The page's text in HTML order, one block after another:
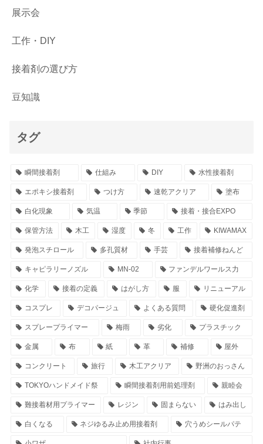
展示会
工作・DIY
接着剤の選び方
豆知識
タグ
瞬間接着剤 仕組み DIY 水性接着剤
エポキシ接着剤 つけ方 速乾アクリア 塗布
白化現象 気温 季節 接着・接合EXPO
保管方法 木工 湿度 冬 工作 KIWAMAX
発泡スチロール 多孔質材 手芸 接着補修ねんど
キャピラリーノズル MN-02 ファンデルワールス力
化学 接着の定義 はがし方 服 リニューアル
コスプレ デコパージュ よくある質問 硬化促進剤
スプレープライマー 梅雨 劣化 プラスチック
金属 布 紙 革 補修 屋外
コンクリート 旅行 木工アクリア 野洲のおっさん
TOKYOハンドメイド祭 瞬間接着剤用前処理剤 親睦会
難接着材用プライマー レジン 固まらない はみ出し
白くなる ネジゆるみ止め用接着剤 穴うめシールパテ